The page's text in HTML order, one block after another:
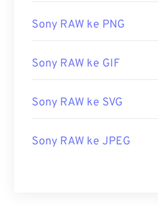
Sony RAW ke PNG
Sony RAW ke GIF
Sony RAW ke SVG
Sony RAW ke JPEG